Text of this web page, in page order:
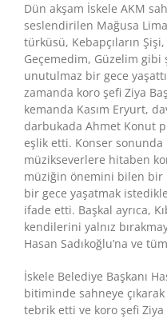
Dün akşam İskele AKM
seslendirilen Mağusa
türküsü, Kebapçıların
Geçemedim, Güzelim gibi
unutulmaz bir gece
zamanda koro şefi Ziya
kemanda Kasım Eryurt,
darbukada Ahmet Konut
eşlik etti. Konser sonunda
müzikseverlere hitaben
müziğin önemini bilen bir
bir gece yaşatmak
ifade etti. Başkal ayrıca,
kendilerini yalnız
Hasan Sadıkoğlu’na ve
İskele Belediye Başkanı
bitiminde sahneye
tebrik etti ve koro şefi Ziya